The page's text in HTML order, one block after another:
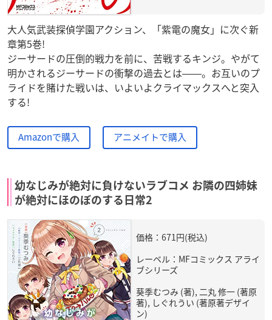
大人気武装探偵学園アクション、「紫電の魔女」に次ぐ新
章第5巻!
ジーサードの圧倒的戦力を前に、苦戦するキンジ。やがて
明かされるジーサードの衝撃の過去とは――。お互いのプ
ライドを賭けた戦いは、いよいよクライマックスへと突入
する!
Amazonで購入 アニメイトで購入
幼なじみが絶対に負けないラブコメ お隣の四姉妹
が絶対にほのぼのする日常2
価格：671円(税込)
レーベル：MFコミックス アライ
ブシリーズ
葵季むつみ (著), 二丸 修一 (著原
著), しぐれうい (著原著デザイ
ン)